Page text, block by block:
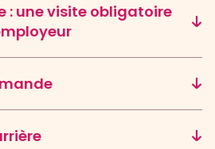
: une visite obligatoire
maternité